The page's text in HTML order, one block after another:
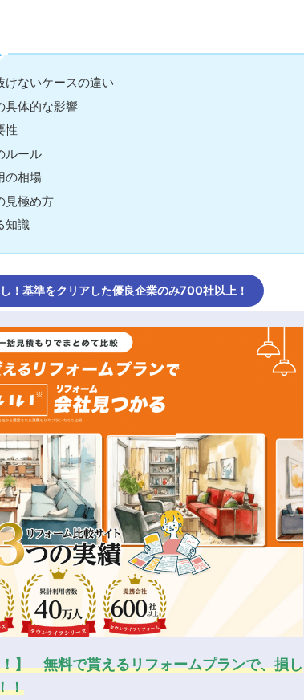
けないケースの違い
具体的な影響
性
ルール
の相場
見極め方
知識
！基準をクリアした優良企業のみ700社以上！
】 無料で貰えるリフォームプランで、損し
！